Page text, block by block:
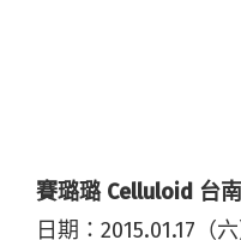
賽璐璐 Celluloid 台
日期：2015.01.17（六